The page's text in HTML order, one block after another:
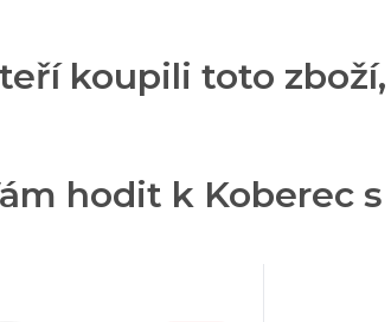
koupili toto
hodit k Koberec